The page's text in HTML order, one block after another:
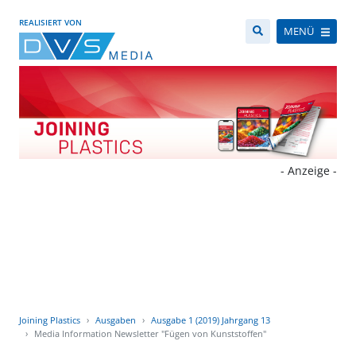
REALISIERT VON
MENÜ
- Anzeige -
Joining Plastics Ausgaben
Ausgabe 1 (2019) Jahrgang 13
Media Information Newsletter "Fügen von Kunststoffen"